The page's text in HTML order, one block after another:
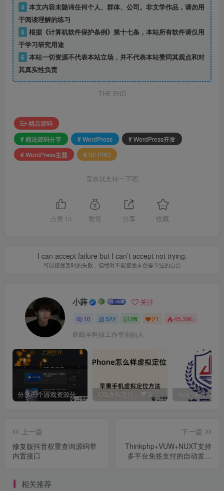
4 本文内容未隐讳任何个人、群体、公司。非文学作品，请勿用
于阅读理解的练习
5 根据《计算机软件保护条例》第十七条，本站所有软件请仅用
于学习研究用途
6 本站一切资源不代表本站立场，并不代表本站赞同其观点和对
其真实性负责
THE END
精品源码
# 精选源码分享
# WordPress
# WordPress开发
# WordPress主题
# B2 PRO
喜欢就支持一下吧
点赞 13 赞赏 分享 收藏
I can accept failure but I can’t accept not trying.
可以接受暂时的失败，但绝对不能接受未曾奋斗过的自己
小薛 关注
10 522 26 21 45.3W+
薛眠羊科技工作室创始人
分享三个游戏资源分享的网站，包含Switch游戏、PS4游戏、Steam的单机游戏 iOS虚拟定位，苹果手机如何进行虚拟定位？附四种方法教程
上一篇
修复版抖音权重查询源码带
内置接口
下一篇
Thinkphp+VUW+NUXT支持
多平台免签支付的自动发卡
相关推荐